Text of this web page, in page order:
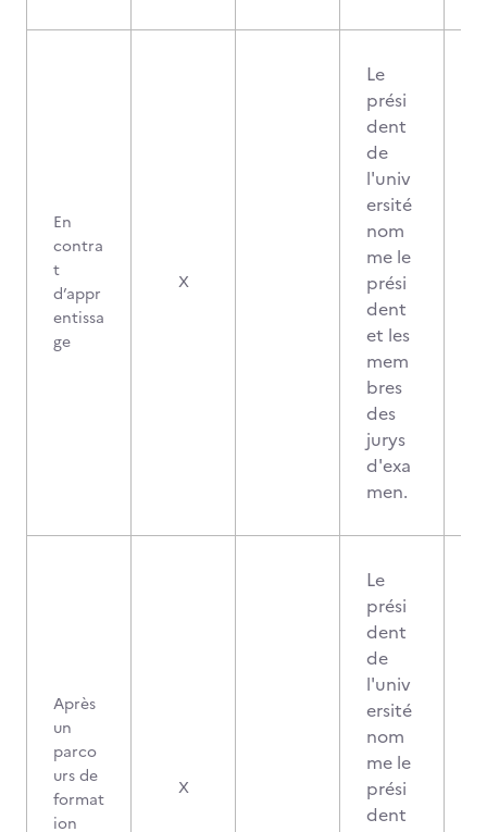
En
contra
t
d’appr
entissa
ge
X
Le
prési
dent
de
l'univ
ersité
nom
me le
prési
dent
et les
mem
bres
des
jurys
d'exa
men.
Après
un
parco
urs de
format
ion
X
Le
prési
dent
de
l'univ
ersité
nom
me le
prési
dent